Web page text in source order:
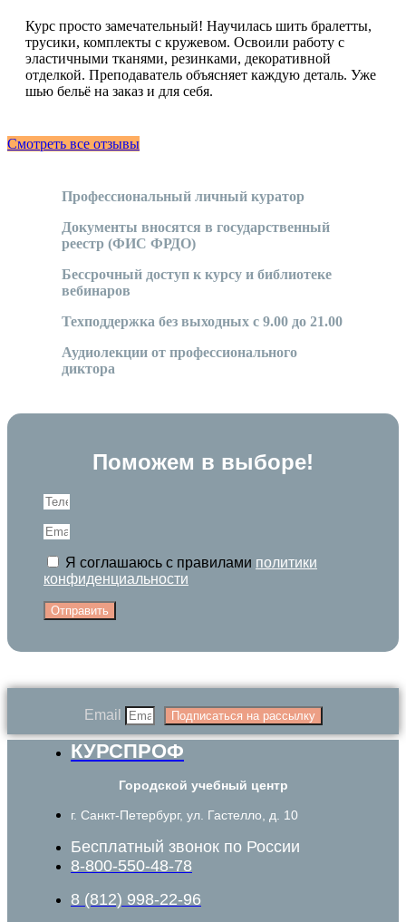
Курс просто замечательный! Научилась шить бралетты,
трусики, комплекты с кружевом. Освоили работу с
эластичными тканями, резинками, декоративной
отделкой. Преподаватель объясняет каждую деталь. Уже
шью бельё на заказ и для себя.
Смотреть все отзывы
Профессиональный личный куратор
Документы вносятся в государственный
реестр (ФИС ФРДО)
Бессрочный доступ к курсу и библиотеке
вебинаров
Техподдержка без выходных с 9.00 до 21.00
Аудиолекции от профессионального
диктора
Поможем в выборе!
Я соглашаюсь с правилами политики
конфиденциальности
Отправить
Email Подписаться на рассылку
КУРСПРОФ
Городской учебный центр
г. Санкт-Петербург, ул. Гастелло, д. 10
Бесплатный звонок по России
8-800-550-48-78
8 (812) 998-22-96